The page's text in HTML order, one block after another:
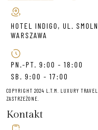
HOTEL INDIGO, UL.
WARSZAWA
PN.-PT. 9:00 - 18:00
SB. 9:00 - 17:00
COPYRIGHT 2024 L.T.M. LUXURY
ZASTRZEŻONE.
Kontakt